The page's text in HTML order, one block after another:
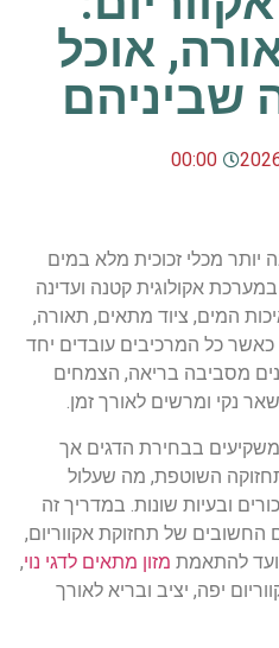
אוכל
שביניהם
00:00
יותר מכלי זכוכית מלא במים
במערכת אקולוגית קטנה ועדינה
המים, ציוד מתאים, תאורה,
כאשר כל המרכיבים עובדים יחד
מסביבה בריאה, הצמחים
נקי ומרשים לאורך זמן.
משקיעים בבחירת הדגים אך
השוטפת, מה שעלול
ובעיות שונות. במדריך זה
החשובים של תחזוקת אקווריום,
להתאמת מזון מתאים לדגי נוי,
יפה, יציב ובריא לאורך